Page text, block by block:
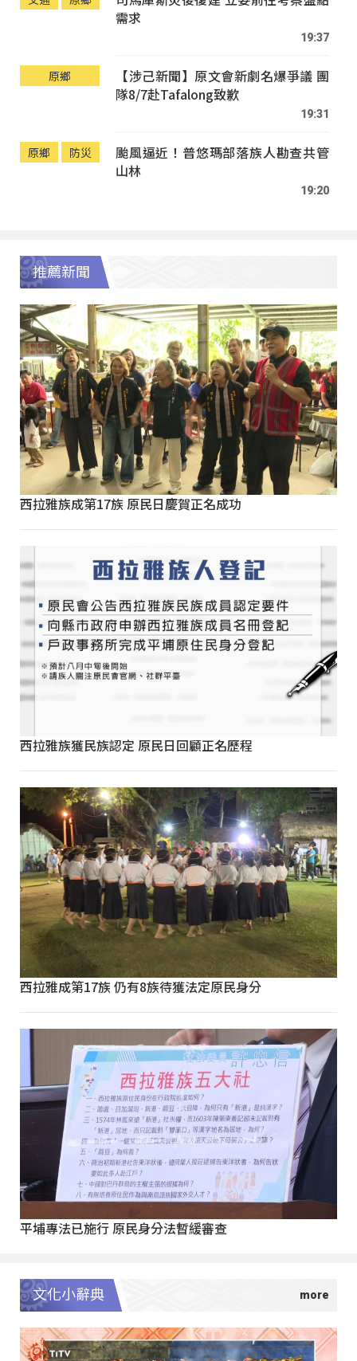
需求
19:37
原鄉
【涉己新聞】原文會新劇名爆爭議 團
隊8/7赴Tafalong致歉
19:31
原鄉 防災
颱風逼近！普悠瑪部落族人勘查共管
山林
19:20
推薦新聞
西拉雅族成第17族 原民日慶賀正名成功
西拉雅族獲民族認定 原民日回顧正名歷程
西拉雅成第17族 仍有8族待獲法定原民身分
平埔專法已施行 原民身分法暫緩審查
文化小辭典